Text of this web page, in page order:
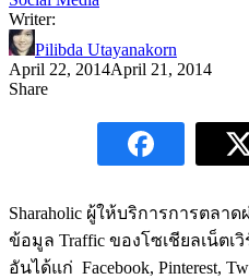
Writer:
Pilibda Utayanakorn
April 22, 2014April 21, 2014
Share
Sharaholic ผู้ให้บริการการตลาด
ข้อมูล Traffic ของโซเชียลเน็ต
อันได้แก่ Facebook, Pinterest,